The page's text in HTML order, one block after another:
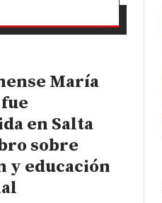
María
en Salta
sobre
y educación